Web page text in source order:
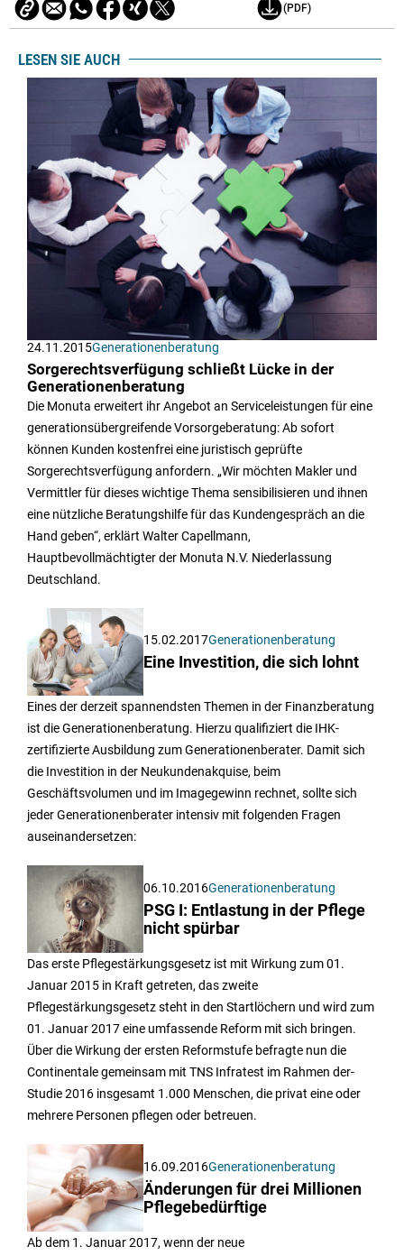
(PDF)
LESEN SIE AUCH
24.11.2015Generationenberatung
Sorgerechtsverfügung schließt Lücke in der
Generationenberatung
Die Monuta erweitert ihr Angebot an Serviceleistungen für eine
generationsübergreifende Vorsorgeberatung: Ab sofort
können Kunden kostenfrei eine juristisch geprüfte
Sorgerechtsverfügung anfordern. „Wir möchten Makler und
Vermittler für dieses wichtige Thema sensibilisieren und ihnen
eine nützliche Beratungshilfe für das Kundengespräch an die
Hand geben“, erklärt Walter Capellmann,
Hauptbevollmächtigter der Monuta N.V. Niederlassung
Deutschland.
15.02.2017Generationenberatung
Eine Investition, die sich lohnt
Eines der derzeit spannendsten Themen in der Finanzberatung
ist die Generationenberatung. Hierzu qualifiziert die IHK-
zertifizierte Ausbildung zum Generationenberater. Damit sich
die Investition in der Neukundenakquise, beim
Geschäftsvolumen und im Imagegewinn rechnet, sollte sich
jeder Generationenberater intensiv mit folgenden Fragen
auseinandersetzen:
06.10.2016Generationenberatung
PSG I: Entlastung in der Pflege
nicht spürbar
Das erste Pflegestärkungsgesetz ist mit Wirkung zum 01.
Januar 2015 in Kraft getreten, das zweite
Pflegestärkungsgesetz steht in den Startlöchern und wird zum
01. Januar 2017 eine umfassende Reform mit sich bringen.
Über die Wirkung der ersten Reformstufe befragte nun die
Continentale gemeinsam mit TNS Infratest im Rahmen der-
Studie 2016 insgesamt 1.000 Menschen, die privat eine oder
mehrere Personen pflegen oder betreuen.
16.09.2016Generationenberatung
Änderungen für drei Millionen
Pflegebedürftige
Ab dem 1. Januar 2017, wenn der neue